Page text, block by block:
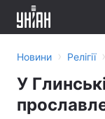
Новини › Релігії ›
У